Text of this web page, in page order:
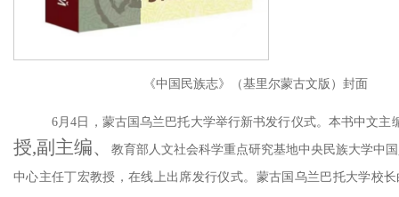
《中国民族志》（基里尔蒙古文版）封面
6月4日，蒙古国乌兰巴托大学举行新书发行仪式。本书中文主
授,副主编、 教育部人文社会科学重点研究基地中央民族大学中
中心主任丁宏教授，在线上出席发行仪式。蒙古国乌兰巴托大学校